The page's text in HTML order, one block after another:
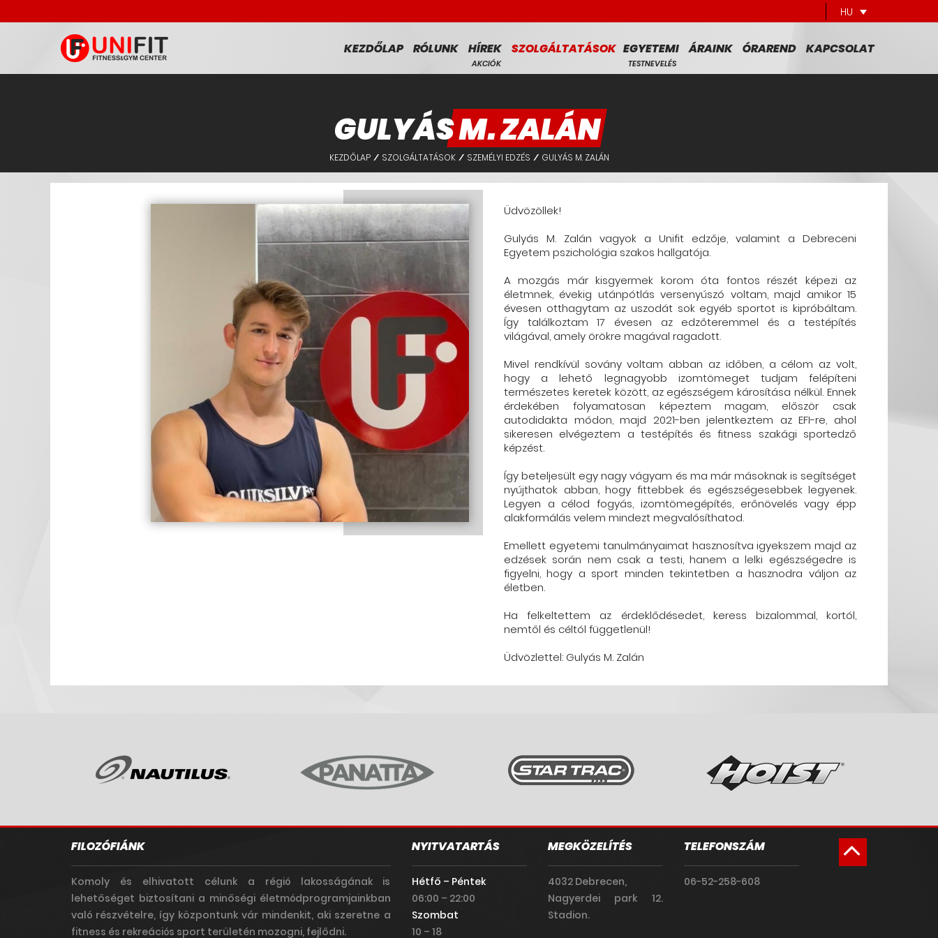
HU
KEZDŐLAP RÓLUNK HÍREK
AKCIÓK
SZOLGÁLTATÁSOK EGYETEMI
TESTNEVELÉS
ÁRAINK ÓRAREND KAPCSOLAT
GULYÁS M. ZALÁN
KEZDŐLAP / SZOLGÁLTATÁSOK / SZEMÉLYI EDZÉS / GULYÁS M. ZALÁN
Üdvözöllek!
Gulyás M. Zalán vagyok a Unifit edzője, valamint a Debreceni
Egyetem pszichológia szakos hallgatója.
A mozgás már kisgyermek korom óta fontos részét képezi az
életmnek, évekig utánpótlás versenyúszó voltam, majd amikor 15
évesen otthagytam az uszodát sok egyéb sportot is kipróbáltam.
Így találkoztam 17 évesen az edzőteremmel és a testépítés
világával, amely örökre magával ragadott.
Mivel rendkívül sovány voltam abban az időben, a célom az volt,
hogy a lehető legnagyobb izomtömeget tudjam felépíteni
természetes keretek között, az egészségem károsítása nélkül. Ennek
érdekében folyamatosan képeztem magam, először csak
autodidakta módon, majd 2021-ben jelentkeztem az EFI-re, ahol
sikeresen elvégeztem a testépítés és fitness szakági sportedző
képzést.
Így beteljesült egy nagy vágyam és ma már másoknak is segítséget
nyújthatok abban, hogy fittebbek és egészségesebbek legyenek.
Legyen a célod fogyás, izomtömegépítés, erőnövelés vagy épp
alakformálás velem mindezt megvalósíthatod.
Emellett egyetemi tanulmányaimat hasznosítva igyekszem majd az
edzések során nem csak a testi, hanem a lelki egészségedre is
figyelni, hogy a sport minden tekintetben a hasznodra váljon az
életben.
Ha felkeltettem az érdeklődésedet, keress bizalommal, kortól,
nemtől és céltól függetlenül!
Üdvözlettel: Gulyás M. Zalán
FILOZÓFIÁNK
Komoly és elhivatott célunk a régió lakosságának is
lehetőséget biztosítani a minőségi életmódprogramjainkban
való részvételre, így központunk vár mindenkit, aki szeretne a
fitness és rekreációs sport területén mozogni, fejlődni.
NYITVATARTÁS
Hétfő – Péntek
06:00 – 22:00
Szombat
10 – 18
MEGKÖZELÍTÉS
4032 Debrecen,
Nagyerdei park 12.
Stadion.
TELEFONSZÁM
06-52-258-608